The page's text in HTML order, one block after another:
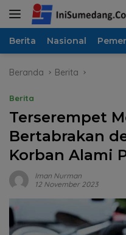
Langsung
Berita Nasional
Beranda Berita
Berita
Terserempet
Bertabrakan
Korban Alami
Iman Nurman
12 November 2023